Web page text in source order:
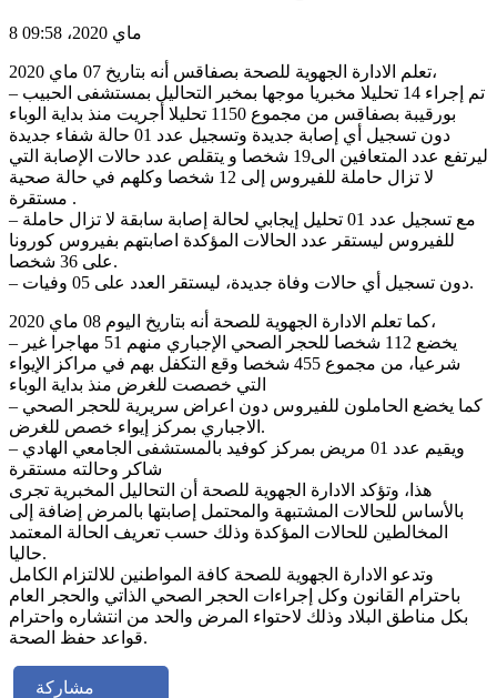
8 ماي 2020، 09:58
تعلم الادارة الجهوية للصحة بصفاقس أنه بتاريخ 07 ماي 2020،
– تم إجراء 14 تحليلا مخبريا موجها بمخبر التحاليل بمستشفى الحبيب
بورقيبة بصفاقس من مجموع 1150 تحليلا أجريت منذ بداية الوباء
دون تسجيل أي إصابة جديدة وتسجيل عدد 01 حالة شفاء جديدة
ليرتفع عدد المتعافين الى19 شخصا و يتقلص عدد حالات الإصابة التي
لا تزال حاملة للفيروس إلى 12 شخصا وكلهم في حالة صحية
مستقرة .
– مع تسجيل عدد 01 تحليل إيجابي لحالة إصابة سابقة لا تزال حاملة
للفيروس ليستقر عدد الحالات المؤكدة اصابتهم بفيروس كورونا
على 36 شخصا.
– دون تسجيل أي حالات وفاة جديدة، ليستقر العدد على 05 وفيات.
كما تعلم الادارة الجهوية للصحة أنه بتاريخ اليوم 08 ماي 2020،
– يخضع 112 شخصا للحجر الصحي الإجباري منهم 51 مهاجرا غير
شرعيا، من مجموع 455 شخصا وقع التكفل بهم في مراكز الإيواء
التي خصصت للغرض منذ بداية الوباء
– كما يخضع الحاملون للفيروس دون اعراض سريرية للحجر الصحي
الاجباري بمركز إيواء خصص للغرض.
– ويقيم عدد 01 مريض بمركز كوفيد بالمستشفى الجامعي الهادي
شاكر وحالته مستقرة
هذا، وتؤكد الادارة الجهوية للصحة أن التحاليل المخبرية تجرى
بالأساس للحالات المشتبهة والمحتمل إصابتها بالمرض إضافة إلى
المخالطين للحالات المؤكدة وذلك حسب تعريف الحالة المعتمد
حاليا.
وتدعو الادارة الجهوية للصحة كافة المواطنين للالتزام الكامل
باحترام القانون وكل إجراءات الحجر الصحي الذاتي والحجر العام
بكل مناطق البلاد وذلك لاحتواء المرض والحد من انتشاره واحترام
قواعد حفظ الصحة.
مشاركة